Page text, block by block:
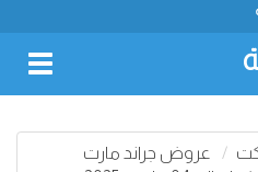
عروض جراند مارت